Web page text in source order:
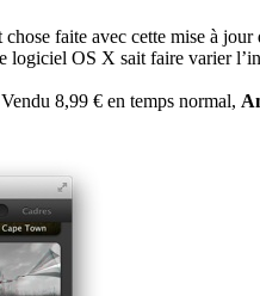
faite avec cette mise à
OS X sait faire varier
8,99 € en temps normal,